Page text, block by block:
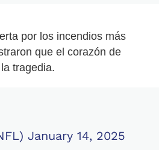
por los incendios más
que el corazón de
tragedia.
January 14, 2025